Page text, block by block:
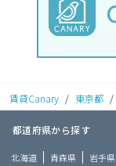
賃貸Canary / 東京都 /
都道府県から探す
北海道 青森県 岩手県